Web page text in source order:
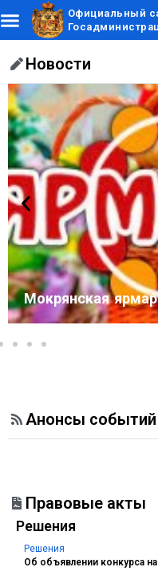
Официальный
Новости
Мокрянская
Анонсы событий
Правовые акты
Решения
Решения
Об объявлении конкурса